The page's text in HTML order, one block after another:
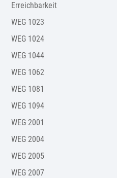
Erreichbarkeit
WEG 1023
WEG 1024
WEG 1044
WEG 1062
WEG 1081
WEG 1094
WEG 2001
WEG 2004
WEG 2005
WEG 2007